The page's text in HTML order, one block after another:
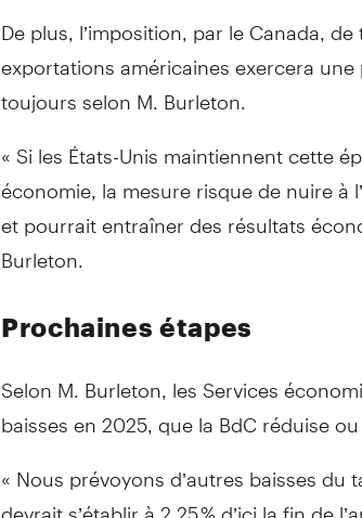
De plus, l’imposition, par le Canada,
exportations américaines exercera
toujours selon M. Burleton.
« Si les États-Unis maintiennent cette
économie, la mesure risque de nuire à
et pourrait entraîner des résultats
Burleton.
Prochaines étapes
Selon M. Burleton, les Services
baisses en 2025, que la BdC réduise
« Nous prévoyons d’autres baisses
devrait s’établir à 2,25 % d’ici la fin de